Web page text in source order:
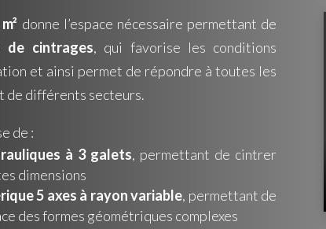
donne l’espace nécessaire permettant de
de cintrages, qui favorise les conditions
et ainsi permet de répondre à toutes les
de différents secteurs.
de :
à 3 galets, permettant de cintrer
dimensions
5 axes à rayon variable, permettant de
des formes géométriques complexes